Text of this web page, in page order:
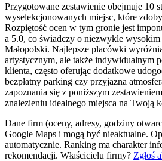
Przygotowane zestawienie obejmuje 10
wyselekcjonowanych miejsc, które
Rozpiętość ocen w tym gronie jest
a 5.0, co świadczy o niezwykle
Małopolski. Najlepsze placówki
artystycznym, ale także indywidualnym
klienta, często oferując dodatkowe
bezpłatny parking czy przyjazna
zapoznania się z poniższym
znalezieniu idealnego miejsca na Twoją
Dane firm (oceny, adresy, godziny
Google Maps i mogą być nieaktualne.
automatycznie. Ranking ma charakter
rekomendacji. Właścicielu firmy? Zgłoś